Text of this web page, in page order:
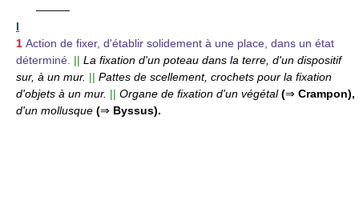
———
I
1 Action de fixer, d'établir solidement à une place, dans un état
déterminé. || La fixation d'un poteau dans la terre, d'un dispositif
sur, à un mur. || Pattes de scellement, crochets pour la fixation
d'objets à un mur. || Organe de fixation d'un végétal(⇒ Crampon),
d'un mollusque (⇒ Byssus).